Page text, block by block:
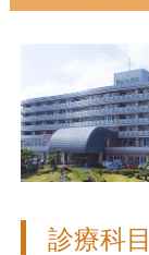
診療科目